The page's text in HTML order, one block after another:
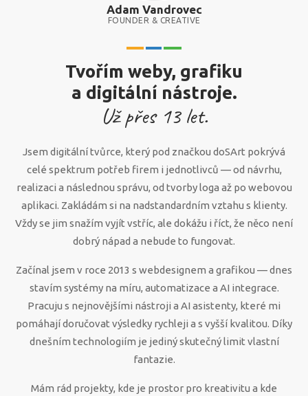
Adam Vandrovec
FOUNDER & CREATIVE
Tvořím weby, grafiku
a digitální nástroje.
Už přes 13let.
Jsem digitální tvůrce, který pod značkou doSArt pokrývá
celé spektrum potřeb firem i jednotlivců — od návrhu,
realizaci a následnou správu, od tvorby loga až po webovou
aplikaci. Zakládám si na nadstandardním vztahu s klienty.
Vždy se jim snažím vyjít vstříc, ale dokážu i říct, že něco není
dobrý nápad a nebude to fungovat.
Začínal jsem v roce 2013 s webdesignem a grafikou — dnes
stavím systémy na míru, automatizace a AI integrace.
Pracuju s nejnovějšími nástroji a AI asistenty, které mi
pomáhají doručovat výsledky rychleji a s vyšší kvalitou. Díky
dnešním technologiím je jediný skutečný limit vlastní
fantazie.
Mám rád projekty, kde je prostor pro kreativitu a kde